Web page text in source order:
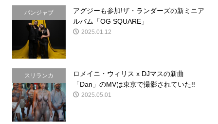
パンジャブ
アグジーも参加!ザ・ランダーズの新ミニア
ルバム「OG SQUARE」
2025.01.12
スリランカ
ロメイニ・ウィリス x DJマスの新曲
「Dan」のMVは東京で撮影されていた!!
2025.05.01